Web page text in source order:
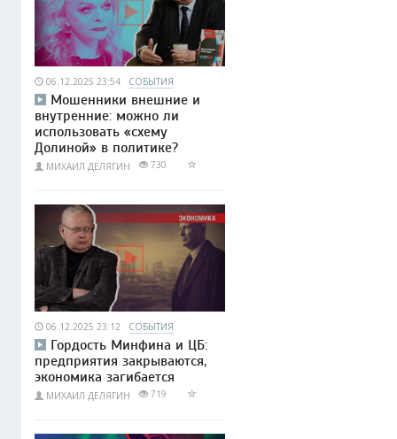
06.12.2025 23:54 СОБЫТИЯ
Мошенники внешние и
внутренние: можно ли
использовать «схему
Долиной» в политике?
МИХАИЛ ДЕЛЯГИН 730
06.12.2025 23:12 СОБЫТИЯ
Гордость Минфина и ЦБ:
предприятия закрываются,
экономика загибается
МИХАИЛ ДЕЛЯГИН 719